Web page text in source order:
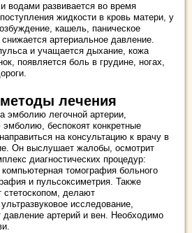
водами развивается во время
жидкости в кровь матери, у
кашель, паническое
артериальное давление.
и учащается дыхание, кожа
появляется боль в грудине, ногах,
лечения
эмболию легочной артерии,
беспокоят конкретные
на консультацию к врачу в
Он выслушает жалобы, осмотрит
диагностических процедур:
компьютерная томография больного
и пульсоксиметрия. Также
стетоскопом, делают
исследование,
артерий и вен. Необходимо